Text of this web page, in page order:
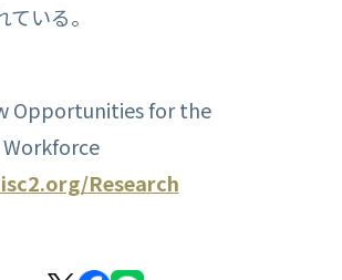
いる。
Opportunities for the
Research